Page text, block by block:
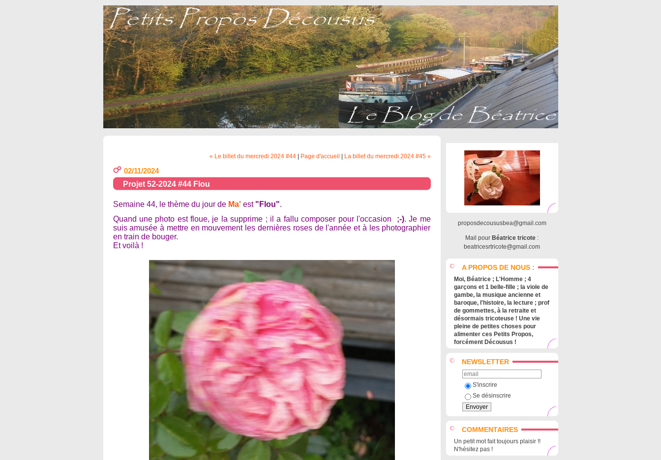
proposdecoususbea@gmail.com
Mail pour Béatrice tricote :
beatricesrtricote@gmail.com
A PROPOS DE NOUS :
Moi, Béatrice ; L'Homme ; 4
garçons et 1 belle-fille ; la viole de
gambe, la musique ancienne et
baroque, l'histoire, la lecture ; prof
de gommettes, à la retraite et
désormais tricoteuse ! Une vie
pleine de petites choses pour
alimenter ces Petits Propos,
forcément Décousus !
NEWSLETTER
S'inscrire
Se désinscrire
COMMENTAIRES
Un petit mot fait toujours plaisir !!
N'hésitez pas !
« Le billet du mercredi 2024 #44| Page d'accueil La billet du mercredi 2024 #45 »
02/11/2024
Projet 52-2024 #44 Flou
Semaine 44, le thème du jour de Ma' est "Flou".
Quand une photo est floue, je la supprime ; il a fallu composer pour l'occasion ;-). Je me
suis amusée à mettre en mouvement les dernières roses de l'année et à les photographier
en train de bouger.
Et voilà !